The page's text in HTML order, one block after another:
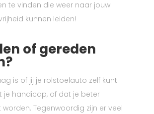
te vinden die weer naar jouw
kunnen leiden!
of gereden
is of jij je rolstoelauto zelf kunt
je handicap, of dat je beter
Tegenwoordig zijn er veel